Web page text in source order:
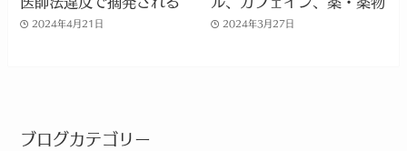
2024年4月21日 2024年3月27日
ブログカテゴリー